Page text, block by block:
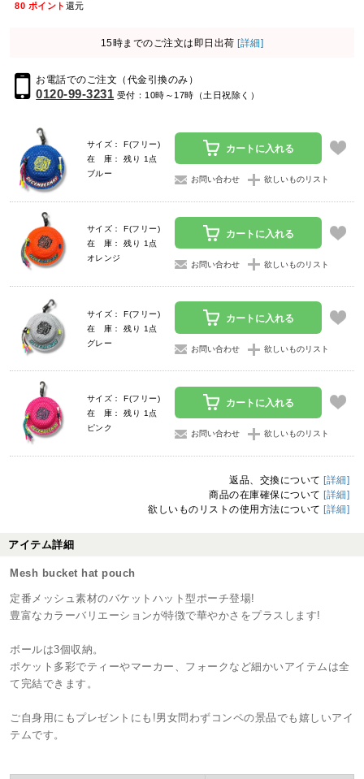
80 ポイント 還元
15時までのご注文は即日出荷 [詳細]
お電話でのご注文（代金引換のみ）
0120-99-3231 受付：10時～17時（土日祝除く）
サイズ： F(フリー)
在 庫： 残り 1点
ブルー
カートに入れる
お問い合わせ 欲しいものリスト
サイズ： F(フリー)
在 庫： 残り 1点
オレンジ
カートに入れる
お問い合わせ 欲しいものリスト
サイズ： F(フリー)
在 庫： 残り 1点
グレー
カートに入れる
お問い合わせ 欲しいものリスト
サイズ： F(フリー)
在 庫： 残り 1点
ピンク
カートに入れる
お問い合わせ 欲しいものリスト
返品、交換について [詳細]
商品の在庫確保について [詳細]
欲しいものリストの使用方法について [詳細]
アイテム詳細
Mesh bucket hat pouch
定番メッシュ素材のバケットハット型ポーチ登場!
豊富なカラーバリエーションが特徴で華やかさをプラスします!
ボールは3個収納。
ポケット多彩でティーやマーカー、フォークなど細かいアイテムは全
て完結できます。
ご自身用にもプレゼントにも!男女問わずコンペの景品でも嬉しいアイ
テムです。